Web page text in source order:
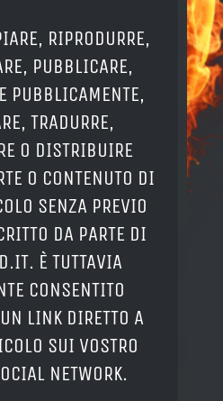
RIPRODURRE,
PUBBLICARE,
PUBBLICAMENTE,
TRADURRE,
O DISTRIBUIRE
O CONTENUTO DI
SENZA PREVIO
DA PARTE DI
È TUTTAVIA
CONSENTITO
LINK DIRETTO A
SUI VOSTRO
NETWORK.